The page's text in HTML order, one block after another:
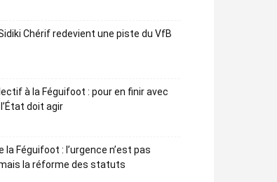
Chérif redevient une piste du VfB
à la Féguifoot : pour en finir avec
l’État doit agir
la Féguifoot : l’urgence n’est pas
mais la réforme des statuts